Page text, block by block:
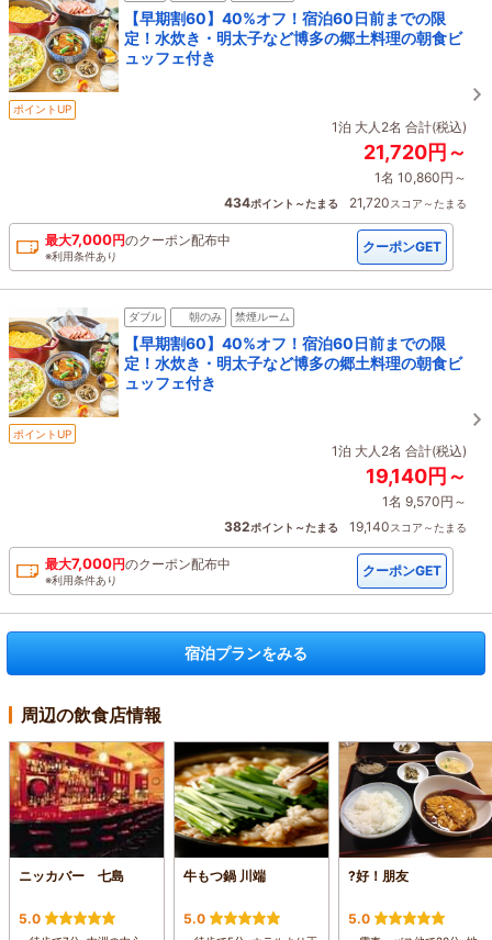
【早期割60】40%オフ！宿泊60日前までの限
定！水炊き・明太子など博多の郷土料理の朝食ビ
ュッフェ付き
ポイントUP
1泊 大人2名 合計(税込)
21,720円～
1名 10,860円～
434ポイント～たまる 21,720スコア～たまる
最大7,000円のクーポン配布中
※利用条件あり
クーポンGET
ダブル 朝のみ 禁煙ルーム
【早期割60】40%オフ！宿泊60日前までの限
定！水炊き・明太子など博多の郷土料理の朝食ビ
ュッフェ付き
ポイントUP
1泊 大人2名 合計(税込)
19,140円～
1名 9,570円～
382ポイント～たまる 19,140スコア～たまる
最大7,000円のクーポン配布中
※利用条件あり
クーポンGET
宿泊プランをみる
周辺の飲食店情報
ニッカバー 七島
5.0
牛もつ鍋 川端
5.0
?好！朋友
5.0